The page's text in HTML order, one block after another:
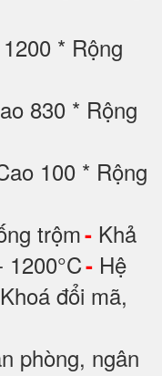
* Rộng
830 * Rộng
100 * Rộng
trộm- Khả
- Hệ
đổi mã,
phòng, ngân